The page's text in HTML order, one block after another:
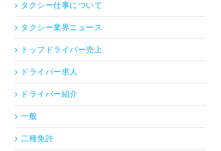
タクシー仕事について
タクシー業界ニュース
トップドライバー売上
ドライバー求人
ドライバー紹介
一般
二種免許